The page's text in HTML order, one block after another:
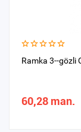
Ramka 3--gözli
60,28 man.